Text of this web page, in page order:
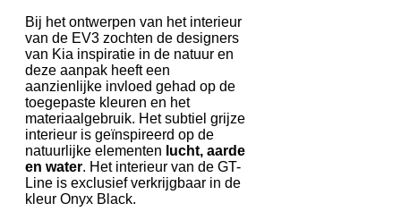
Bij het ontwerpen van het interieur
van de EV3 zochten de designers
van Kia inspiratie in de natuur en
deze aanpak heeft een
aanzienlijke invloed gehad op de
toegepaste kleuren en het
materiaalgebruik. Het subtiel grijze
interieur is geïnspireerd op de
natuurlijke elementen lucht, aarde
en water. Het interieur van de GT-
Line is exclusief verkrijgbaar in de
kleur Onyx Black.